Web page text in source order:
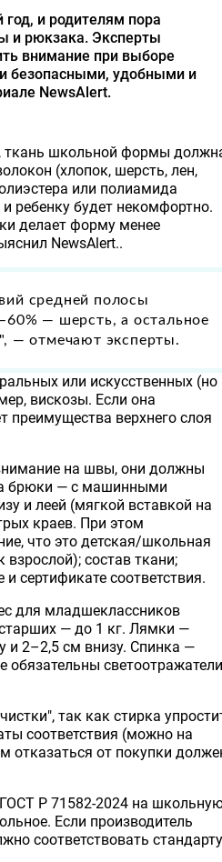
и родителям пора
и рюкзака. Эксперты
внимание при выборе
безопасными, удобными и
NewsAlert.
ткань школьной формы
(хлопок, шерсть, лен,
или полиамида
ребенку будет некомфортно.
делает форму менее
NewsAlert..
средней полосы
— шерсть, а остальное
— отмечают эксперты.
или искусственных (но
вискозы. Если она
преимущества верхнего слоя
на швы, они должны
брюки — с машинными
и леей (мягкой вставкой на
краев. При этом
что это детская/школьная
состав ткани;
сертификате соответствия.
для младшеклассников
— до 1 кг. Лямки —
и 2–2,5 см внизу. Спинка —
светоотражатели
так как стирка
соответствия (можно на
отказаться от покупки
ГОСТ Р 71582-2024 на
Если производитель
соответствовать